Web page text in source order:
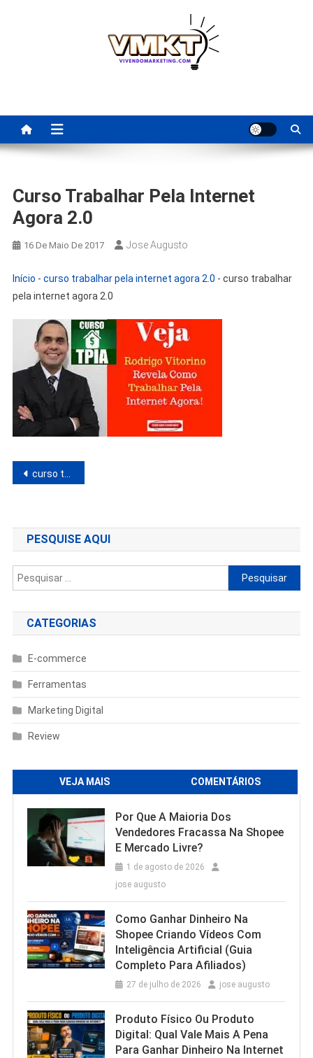
Para Revenda | Vivendo
Marketing
Curso Trabalhar Pela Internet
Agora 2.0
16 De Maio De 2017 Jose Augusto
Início - curso trabalhar pela internet agora 2.0 - curso trabalhar
pela internet agora 2.0
Navegação
Post
curso trabalhar pela internet agora 2.0
PESQUISE AQUI
Pesquisar
por:
CATEGORIAS
E-commerce
Ferramentas
Marketing Digital
Review
VEJA MAIS COMENTÁRIOS
Por Que A Maioria Dos
Vendedores Fracassa Na Shopee
E Mercado Livre?
1 de agosto de 2026
jose augusto
Como Ganhar Dinheiro Na
Shopee Criando Vídeos Com
Inteligência Artificial (Guia
Completo Para Afiliados)
27 de julho de 2026 jose augusto
Produto Físico Ou Produto
Digital: Qual Vale Mais A Pena
Para Ganhar Dinheiro Na Internet